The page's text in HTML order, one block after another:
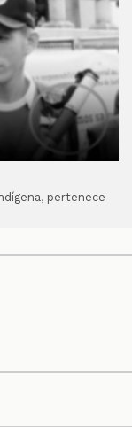
pertenece